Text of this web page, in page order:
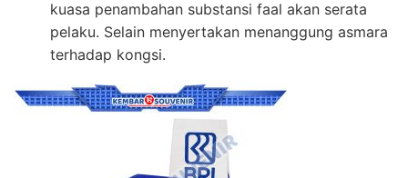
kuasa penambahan substansi faal akan serata
pelaku. Selain menyertakan menanggung asmara
terhadap kongsi.